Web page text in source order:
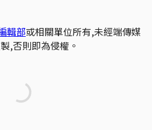
輯部或相關單位所有,未經端傳媒
,否則即為侵權。